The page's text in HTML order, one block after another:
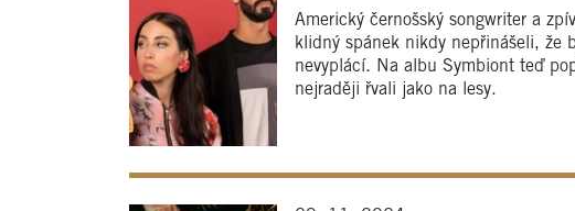
Americký černošský songwriter a
klidný spánek nikdy nepřinášeli, že
nevyplácí. Na albu Symbiont teď
nejraději řvali jako na lesy.